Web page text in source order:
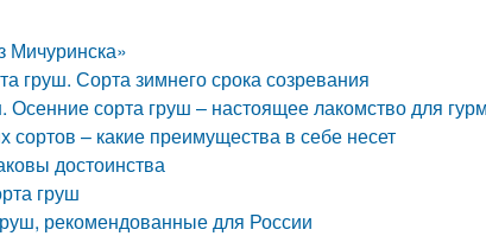
Мичуринска»
груш. Сорта зимнего срока созревания
Осенние сорта груш – настоящее лакомство для
сортов – какие преимущества в себе несет
достоинства
груш
рекомендованные для России